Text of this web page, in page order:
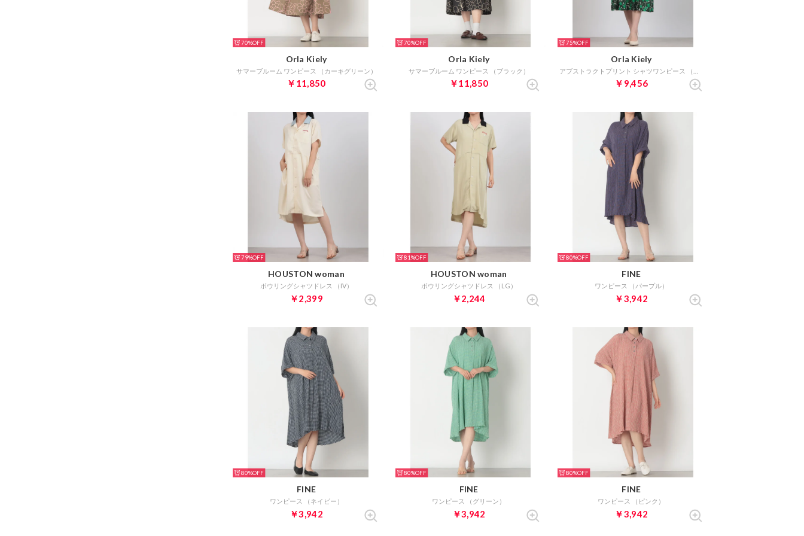
70%
Orla Kiely
サマーブルーム ワンピース （カーキグリーン）
￥11,850
70%
Orla Kiely
サマーブルーム ワンピース （ブラック）
￥11,850
75%
Orla Kiely
￥9,456
79%
HOUSTON woman
ボウリングシャツドレス （IV）
￥2,399
81%
HOUSTON woman
ボウリングシャツドレス （LG）
￥2,244
80%
FINE
ワンピース （パープル）
￥3,942
80%
FINE
ワンピース （ネイビー）
￥3,942
80%
FINE
ワンピース （グリーン）
￥3,942
80%
FINE
ワンピース （ピンク）
￥3,942